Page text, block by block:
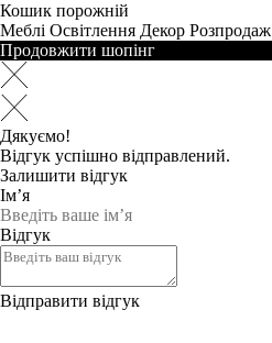
Кошик порожній
Меблі Освітлення Декор Розпродаж
Продовжити шопінг
Дякуємо!
Відгук успішно відправлений.
Залишити відгук
Ім’я
Відгук
Відправити відгук